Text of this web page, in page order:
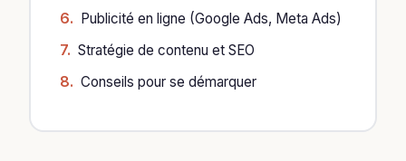
Publicité en ligne (Google Ads, Meta Ads)
Stratégie de contenu et SEO
Conseils pour se démarquer